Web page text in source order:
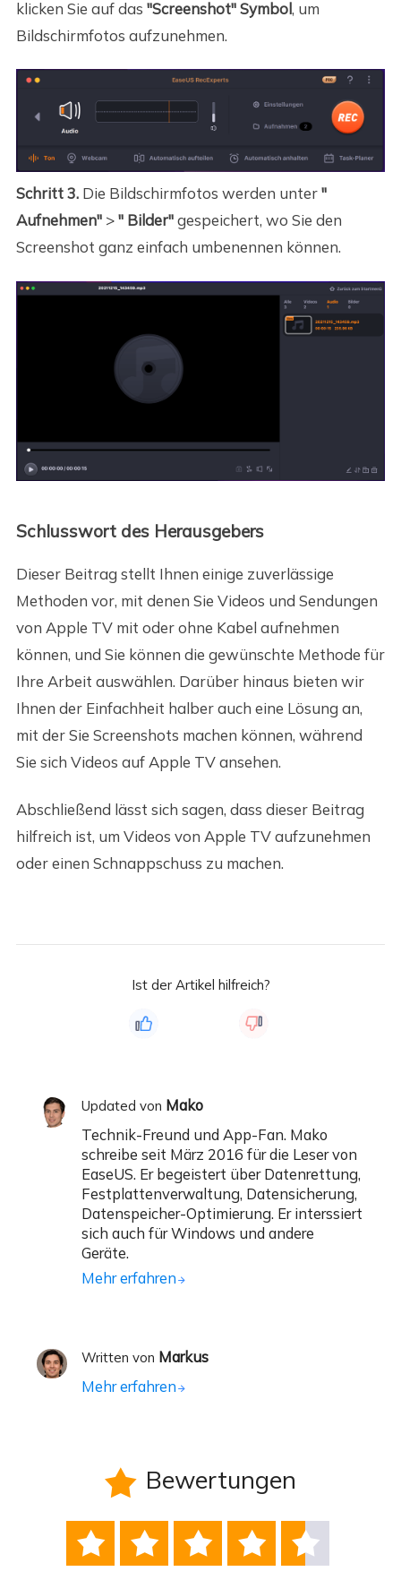
klicken Sie auf das "Screenshot"Symbol, um
Bildschirmfotos aufzunehmen.
Schritt 3.Die Bildschirmfotos werden unter"
Aufnehmen" >" Bilder"gespeichert, wo Sie den
Screenshot ganz einfach umbenennen können.
Schlusswort des Herausgebers
Dieser Beitrag stellt Ihnen einige zuverlässige
Methoden vor, mit denen Sie Videos und Sendungen
von Apple TV mit oder ohne Kabel aufnehmen
können, und Sie können die gewünschte Methode für
Ihre Arbeit auswählen. Darüber hinaus bieten wir
Ihnen der Einfachheit halber auch eine Lösung an,
mit der Sie Screenshots machen können, während
Sie sich Videos auf Apple TV ansehen.
Abschließend lässt sich sagen, dass dieser Beitrag
hilfreich ist, um Videos von Apple TV aufzunehmen
oder einen Schnappschuss zu machen.
Ist der Artikel hilfreich?
Updated von Mako
Technik-Freund und App-Fan. Mako
schreibe seit März 2016 für die Leser von
EaseUS. Er begeistert über Datenrettung,
Festplattenverwaltung, Datensicherung,
Datenspeicher-Optimierung. Er interssiert
sich auch für Windows und andere
Geräte.
Mehr erfahren
Written von Markus
Mehr erfahren
 Bewertungen
    